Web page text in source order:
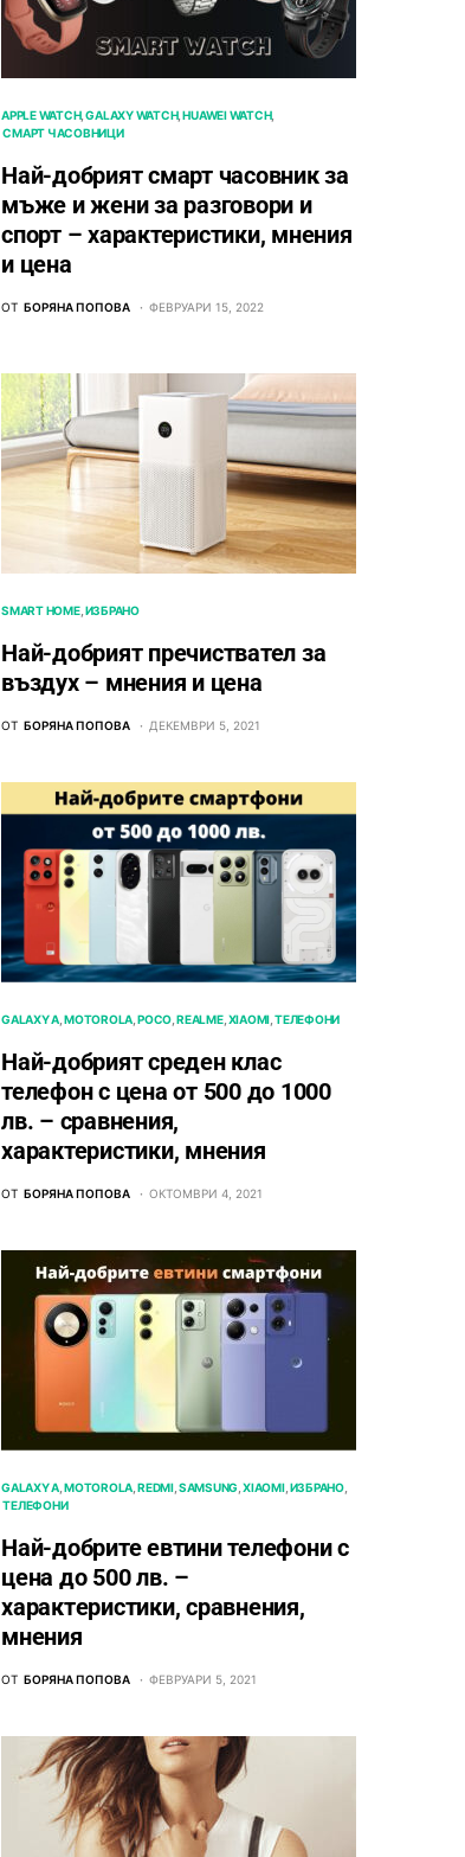
APPLE WATCH GALAXY WATCH HUAWEI WATCH
СМАРТ ЧАСОВНИЦИ
Най-добрият смарт часовник за
мъже и жени за разговори и
спорт – характеристики, мнения
и цена
ОТ БОРЯНА ПОПОВА ФЕВРУАРИ 15, 2022
SMART HOME ИЗБРАНО
Най-добрият пречиствател за
въздух – мнения и цена
ОТ БОРЯНА ПОПОВА ДЕКЕМВРИ 5, 2021
GALAXY A MOTOROLA POCO REALME XIAOMI ТЕЛЕФОНИ
Най-добрият среден клас
телефон с цена от 500 до 1000
лв. – сравнения,
характеристики, мнения
ОТ БОРЯНА ПОПОВА ОКТОМВРИ 4, 2021
GALAXY A MOTOROLA REDMI SAMSUNG XIAOMI ИЗБРАНО
ТЕЛЕФОНИ
Най-добрите евтини телефони с
ценa до 500 лв. –
характeристики, сравнения,
мнения
ОТ БОРЯНА ПОПОВА ФЕВРУАРИ 5, 2021